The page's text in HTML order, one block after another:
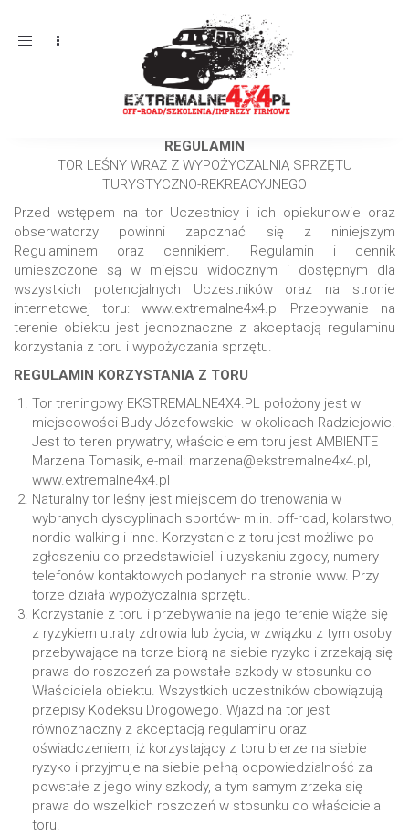
Toggle
REGULAMIN
TOR LEŚNY WRAZ Z WYPOŻYCZALNIĄ SPRZĘTU
TURYSTYCZNO-REKREACYJNEGO
Przed wstępem na tor Uczestnicy i ich opiekunowie oraz
obserwatorzy powinni zapoznać się z niniejszym
Regulaminem oraz cennikiem. Regulamin i cennik
umieszczone są w miejscu widocznym i dostępnym dla
wszystkich potencjalnych Uczestników oraz na stronie
internetowej toru: www.extremalne4x4.pl Przebywanie na
terenie obiektu jest jednoznaczne z akceptacją regulaminu
korzystania z toru i wypożyczania sprzętu.
REGULAMIN KORZYSTANIA Z TORU
Tor treningowy EKSTREMALNE4X4.PL położony jest w
miejscowości Budy Józefowskie- w okolicach Radziejowic.
Jest to teren prywatny, właścicielem toru jest AMBIENTE
Marzena Tomasik, e-mail: marzena@ekstremalne4x4.pl,
www.extremalne4x4.pl
Naturalny tor leśny jest miejscem do trenowania w
wybranych dyscyplinach sportów- m.in. off-road, kolarstwo,
nordic-walking i inne. Korzystanie z toru jest możliwe po
zgłoszeniu do przedstawicieli i uzyskaniu zgody, numery
telefonów kontaktowych podanych na stronie www. Przy
torze działa wypożyczalnia sprzętu.
Korzystanie z toru i przebywanie na jego terenie wiąże się
z ryzykiem utraty zdrowia lub życia, w związku z tym osoby
przebywające na torze biorą na siebie ryzyko i zrzekają się
prawa do roszczeń za powstałe szkody w stosunku do
Właściciela obiektu. Wszystkich uczestników obowiązują
przepisy Kodeksu Drogowego. Wjazd na tor jest
równoznaczny z akceptacją regulaminu oraz
oświadczeniem, iż korzystający z toru bierze na siebie
ryzyko i przyjmuje na siebie pełną odpowiedzialność za
powstałe z jego winy szkody, a tym samym zrzeka się
prawa do wszelkich roszczeń w stosunku do właściciela
toru.